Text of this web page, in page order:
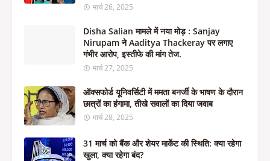
मार्च 26, 2025
Disha Salian मामले में नया मोड़ : Sanjay
Nirupam ने Aaditya Thackeray पर लगाए
गंभीर आरोप, इस्तीफे की मांग तेज.
मार्च 27, 2025
ऑक्सफोर्ड यूनिवर्सिटी में ममता बनर्जी के भाषण के दौरान
छात्रों का हंगामा, तीखे सवालों का दिया जवाब
मार्च 28, 2025
31 मार्च को बैंक और शेयर मार्केट की स्थिति: क्या रहेगा
खुला, क्या रहेगा बंद?